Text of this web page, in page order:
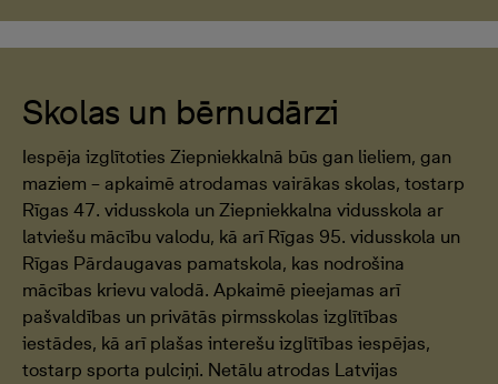
Skolas un bērnudārzi
Iespēja izglītoties Ziepniekkalnā būs gan lieliem, gan
maziem – apkaimē atrodamas vairākas skolas, tostarp
Rīgas 47. vidusskola un Ziepniekkalna vidusskola ar
latviešu mācību valodu, kā arī Rīgas 95. vidusskola un
Rīgas Pārdaugavas pamatskola, kas nodrošina
mācības krievu valodā. Apkaimē pieejamas arī
pašvaldības un privātās pirmsskolas izglītības
iestādes, kā arī plašas interešu izglītības iespējas,
tostarp sporta pulciņi. Netālu atrodas Latvijas